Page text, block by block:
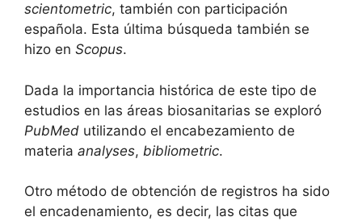
scientometric, también con participación
española. Esta última búsqueda también se
hizo en Scopus.
Dada la importancia histórica de este tipo de
estudios en las áreas biosanitarias se exploró
PubMed utilizando el encabezamiento de
materia analyses, bibliometric.
Otro método de obtención de registros ha sido
el encadenamiento, es decir, las citas que